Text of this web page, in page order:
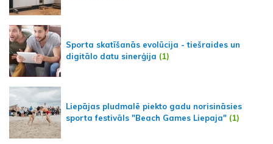
Sporta skatīšanās evolūcija - tiešraides un
digitālo datu sinerģija (1)
Liepājas pludmalē piekto gadu norisināsies
sporta festivāls "Beach Games Liepaja" (1)